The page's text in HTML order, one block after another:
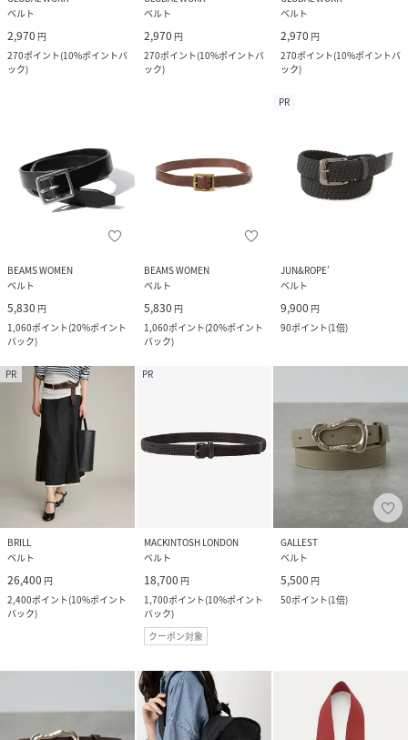
ベルト
2,970 円
270ポイント(10%ポイントバ
ック)
ベルト
2,970 円
270ポイント(10%ポイントバ
ック)
ベルト
2,970 円
270ポイント(10%ポイントバ
ック)
BEAMS WOMEN
ベルト
5,830 円
1,060ポイント(20%ポイント
バック)
BEAMS WOMEN
ベルト
5,830 円
1,060ポイント(20%ポイント
バック)
PR
JUN&ROPE’
ベルト
9,900 円
90ポイント(1倍)
PR
BRILL
ベルト
26,400 円
2,400ポイント(10%ポイント
バック)
PR
MACKINTOSH LONDON
ベルト
18,700 円
1,700ポイント(10%ポイント
バック)
クーポン対象
GALLEST
ベルト
5,500 円
50ポイント(1倍)